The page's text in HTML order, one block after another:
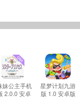
！
速的上手掌握，玩起来
，绝对满足你的各种
等级，让自己的细胞变
妹公主手机
2.0.0 安卓
星梦计划九游
版 1.0 安卓版